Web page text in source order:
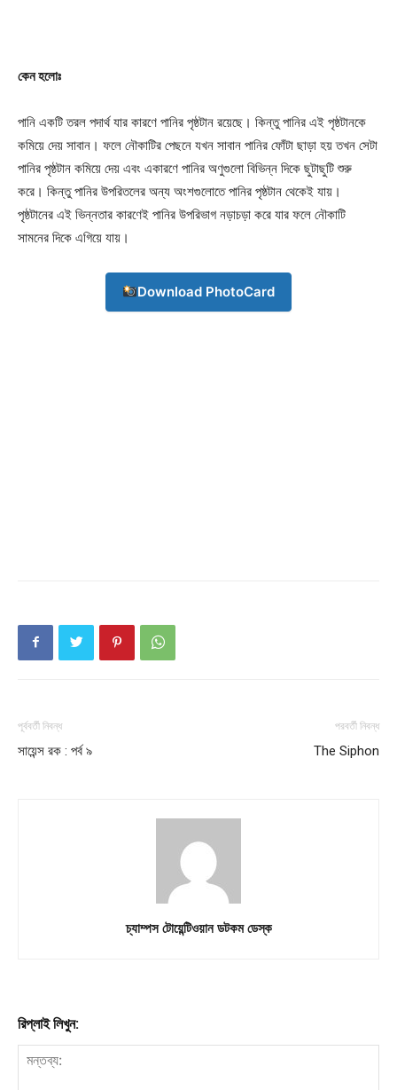
About
Contact us
Subscription Plans
My account
কেন হলোঃ
পানি একটি তরল পদার্থ যার কারণে পানির পৃষ্ঠটান রয়েছে। কিন্তু পানির এই পৃষ্ঠটানকে
কমিয়ে দেয় সাবান। ফলে নৌকাটির পেছনে যখন সাবান পানির ফোঁটা ছাড়া হয় তখন সেটা
পানির পৃষ্ঠটান কমিয়ে দেয় এবং একারণে পানির অণুগুলো বিভিন্ন দিকে ছুটাছুটি শুরু
করে। কিন্তু পানির উপরিতলের অন্য অংশগুলোতে পানির পৃষ্ঠটান থেকেই যায়।
পৃষ্ঠটানের এই ভিন্নতার কারণেই পানির উপরিভাগ নড়াচড়া করে যার ফলে নৌকাটি
সামনের দিকে এগিয়ে যায়।
Download PhotoCard
পূর্ববর্তী নিবন্ধ
সায়েন্স রক : পর্ব ৯
পরবর্তী নিবন্ধ
The Siphon
চ্যাম্পস টোয়েন্টিওয়ান ডটকম ডেস্ক
রিপ্লাই লিখুন: